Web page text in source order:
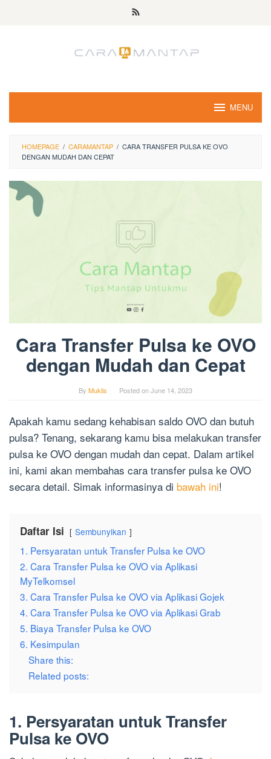
MENU
HOMEPAGE / CARAMANTAP / CARA TRANSFER PULSA KE OVO
DENGAN MUDAH DAN CEPAT
Cara Transfer Pulsa ke OVO
dengan Mudah dan Cepat
By Muklis Posted onJune 14, 2023
Apakah kamu sedang kehabisan saldo OVO dan butuh
pulsa? Tenang, sekarang kamu bisa melakukan transfer
pulsa ke OVO dengan mudah dan cepat. Dalam artikel
ini, kami akan membahas cara transfer pulsa ke OVO
secara detail. Simak informasinya di bawah ini!
Daftar Isi Sembunyikan
1. Persyaratan untuk Transfer Pulsa ke OVO
2. Cara Transfer Pulsa ke OVO via Aplikasi
MyTelkomsel
3. Cara Transfer Pulsa ke OVO via Aplikasi Gojek
4. Cara Transfer Pulsa ke OVO via Aplikasi Grab
5. Biaya Transfer Pulsa ke OVO
6. Kesimpulan
Share this:
Related posts:
1. Persyaratan untuk Transfer
Pulsa ke OVO